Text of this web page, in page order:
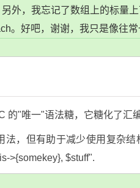
外，我忘记了数组上的标量
。好吧，谢谢，我只是像往常
的"唯一"语法糖，它糖化了汇
法，但有助于减少使用复杂
>{somekey}, $stuff".